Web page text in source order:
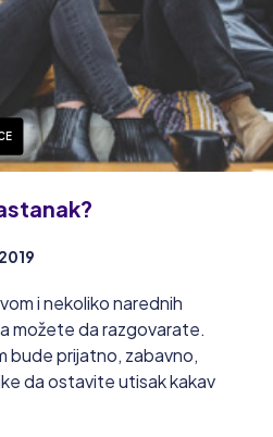
i nekoliko narednih
možete da razgovarate.
bude prijatno, zabavno,
da ostavite utisak kakav